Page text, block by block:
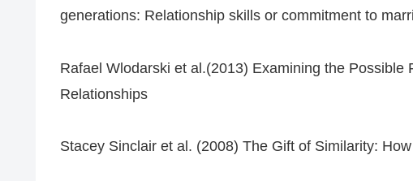
generations: Relationship skills or commitment to
Rafael Wlodarski et al.(2013) Examining the Possible
Relationships
Stacey Sinclair et al. (2008) The Gift of Similarity: